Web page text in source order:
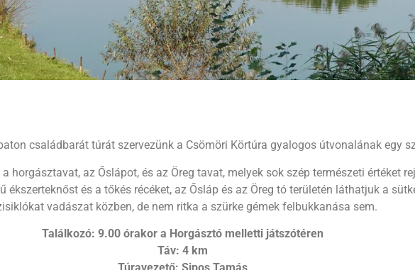
családbarát túrát szervezünk a Csömöri Körtúra gyalogos útvonalának egy
horgásztavat, az Őslápot, és az Öreg tavat, melyek sok szép természeti értéket
és a tőkés récéket, az Ősláp és az Öreg tó területén láthatjuk a
vadászat közben, de nem ritka a szürke gémek felbukkanása sem.
Találkozó: 9.00 órakor a Horgásztó melletti játszótéren
Táv: 4 km